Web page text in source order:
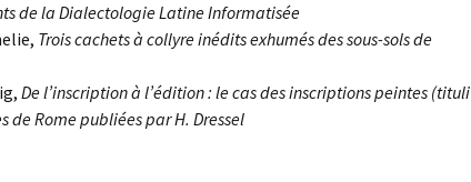
de la Dialectologie Latine Informatisée
Trois cachets à collyre inédits exhumés des sous-sols de
De l’inscription à l’édition : le cas des inscriptions peintes (tituli
de Rome publiées par H. Dressel